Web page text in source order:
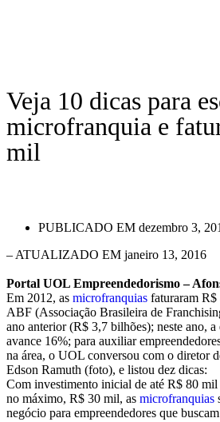
Veja 10 dicas para
microfranquia e
mil
PUBLICADO EM dezembro 3,
– ATUALIZADO EM janeiro 13, 2016
Portal UOL Empreendedorismo –
Em 2012, as microfranquias faturaram R$
ABF (Associação Brasileira de
ano anterior (R$ 3,7 bilhões); neste ano,
avance 16%; para auxiliar
na área, o UOL conversou com o diretor
Edson Ramuth (foto), e listou dez dicas:
Com investimento inicial de até R$ 80 mil
no máximo, R$ 30 mil, as microfranquias
negócio para empreendedores que